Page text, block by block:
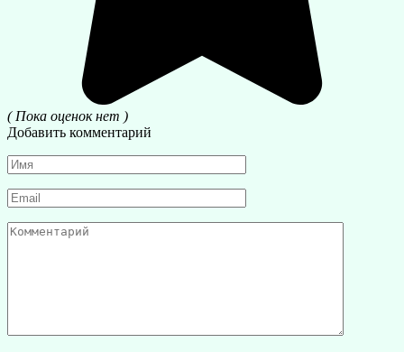
( Пока оценок нет )
Добавить комментарий
Имя
*
Email
*
Комментарий